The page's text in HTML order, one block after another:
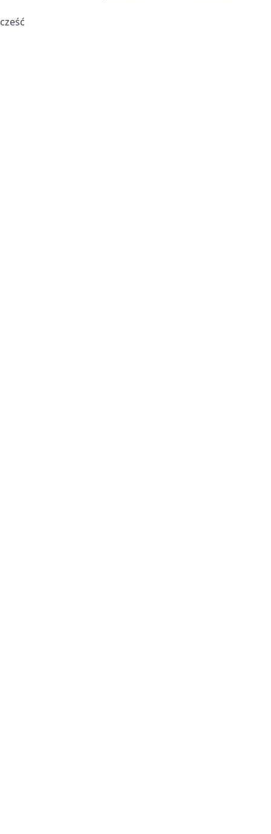
cześć